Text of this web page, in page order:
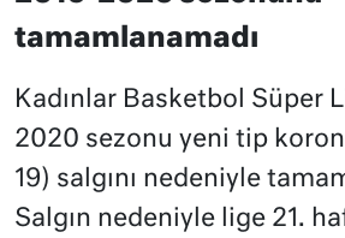
tamamlanamadı
Kadınlar Basketbol Süper
2020 sezonu yeni tip
19) salgını nedeniyle
Salgın nedeniyle lige 21.